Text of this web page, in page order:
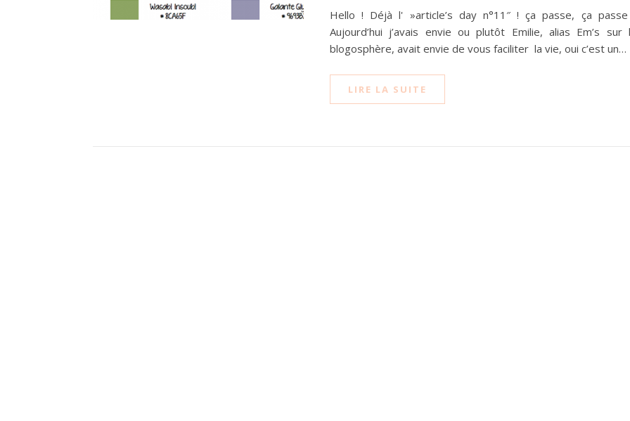
Hello ! Déjà l' »article’s day n°11″ ! ça passe, ça
Aujourd’hui j’avais envie ou plutôt Emilie, alias Em’s sur
blogosphère, avait envie de vous faciliter la vie, oui c’est un…
LIRE LA SUITE